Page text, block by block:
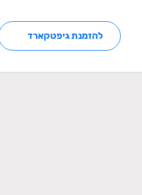
להזמנת גיפטקארד